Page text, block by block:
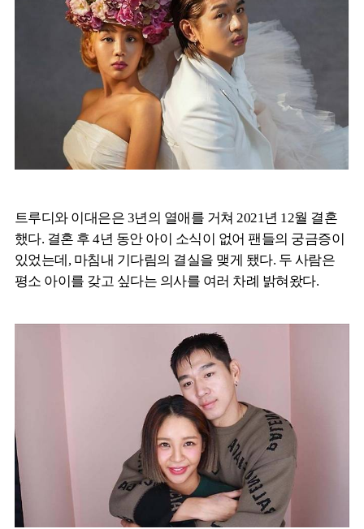
트루디와 이대은은 3년의 열애를 거쳐 2021년 12월 결혼
했다. 결혼 후 4년 동안 아이 소식이 없어 팬들의 궁금증이
있었는데, 마침내 기다림의 결실을 맺게 됐다. 두 사람은
평소 아이를 갖고 싶다는 의사를 여러 차례 밝혀왔다.